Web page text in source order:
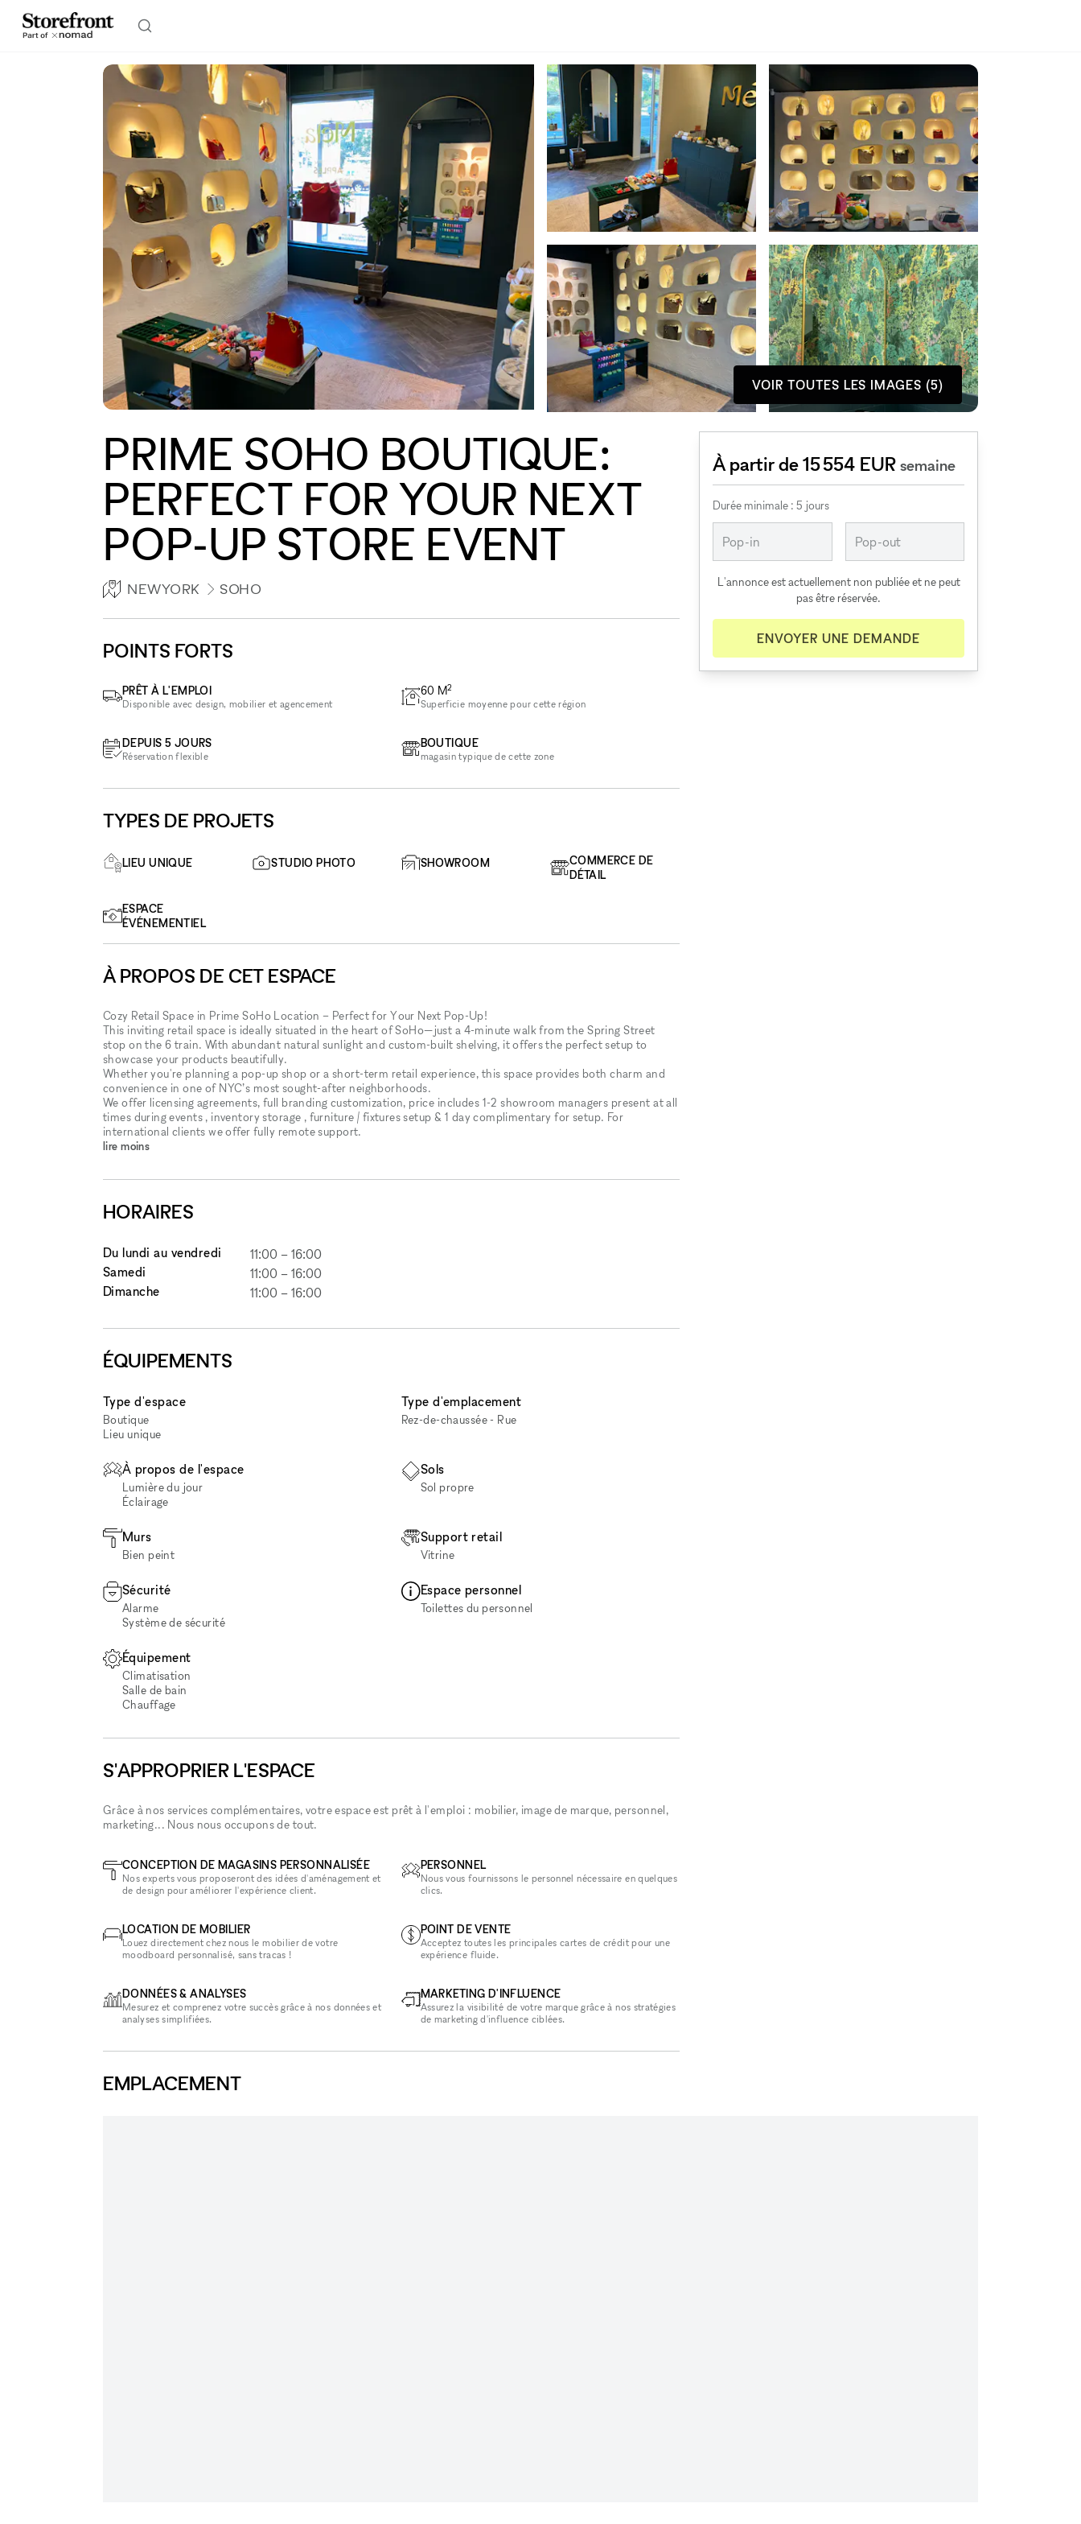
VOIR TOUTES LES IMAGES (5)
PRIME SOHO BOUTIQUE:
PERFECT FOR YOUR NEXT
POP-UP STORE EVENT
NEWYORK SOHO
POINTS FORTS
PRÊT À L'EMPLOI
Disponible avec design, mobilier et agencement
DEPUIS 5 JOURS
Réservation flexible
60 M2
Superficie moyenne pour cette région
BOUTIQUE
magasin typique de cette zone
TYPES DE PROJETS
LIEU UNIQUE STUDIO PHOTO SHOWROOM
COMMERCE DE
DÉTAIL
ESPACE
ÉVÉNEMENTIEL
À PROPOS DE CET ESPACE
Cozy Retail Space in Prime SoHo Location – Perfect for Your Next Pop-Up!
This inviting retail space is ideally situated in the heart of SoHo—just a 4-minute walk from the Spring Street
stop on the 6 train. With abundant natural sunlight and custom-built shelving, it offers the perfect setup to
showcase your products beautifully.
Whether you're planning a pop-up shop or a short-term retail experience, this space provides both charm and
convenience in one of NYC’s most sought-after neighborhoods.
We offer licensing agreements, full branding customization, price includes 1-2 showroom managers present at all
times during events , inventory storage , furniture / fixtures setup & 1 day complimentary for setup. For
international clients we offer fully remote support.
lire moins
HORAIRES
Du lundi au vendredi 11:00 –16:00
Samedi
11:00 –16:00
Dimanche
11:00 –16:00
ÉQUIPEMENTS
Type d'espace
Boutique
Lieu unique
Type d'emplacement
Rez-de-chaussée - Rue
À propos de l'espace
Lumière du jour
Éclairage
Sols
Sol propre
Murs
Bien peint
Support retail
Vitrine
Sécurité
Alarme
Système de sécurité
Espace personnel
Toilettes du personnel
Équipement
Climatisation
Salle de bain
Chauffage
S'APPROPRIER L'ESPACE
Grâce à nos services complémentaires, votre espace est prêt à l'emploi : mobilier, image de marque, personnel,
marketing... Nous nous occupons de tout.
CONCEPTION DE MAGASINS PERSONNALISÉE
Nos experts vous proposeront des idées d'aménagement et
de design pour améliorer l'expérience client.
LOCATION DE MOBILIER
Louez directement chez nous le mobilier de votre
moodboard personnalisé, sans tracas !
DONNÉES & ANALYSES
Mesurez et comprenez votre succès grâce à nos données et
analyses simplifiées.
PERSONNEL
Nous vous fournissons le personnel nécessaire en quelques
clics.
POINT DE VENTE
Acceptez toutes les principales cartes de crédit pour une
expérience fluide.
MARKETING D'INFLUENCE
Assurez la visibilité de votre marque grâce à nos stratégies
de marketing d'influence ciblées.
À partir de 15 554 EURsemaine
Durée minimale : 5 jours
L'annonce est actuellement non publiée et ne peut
pas être réservée.
ENVOYER UNE DEMANDE
EMPLACEMENT